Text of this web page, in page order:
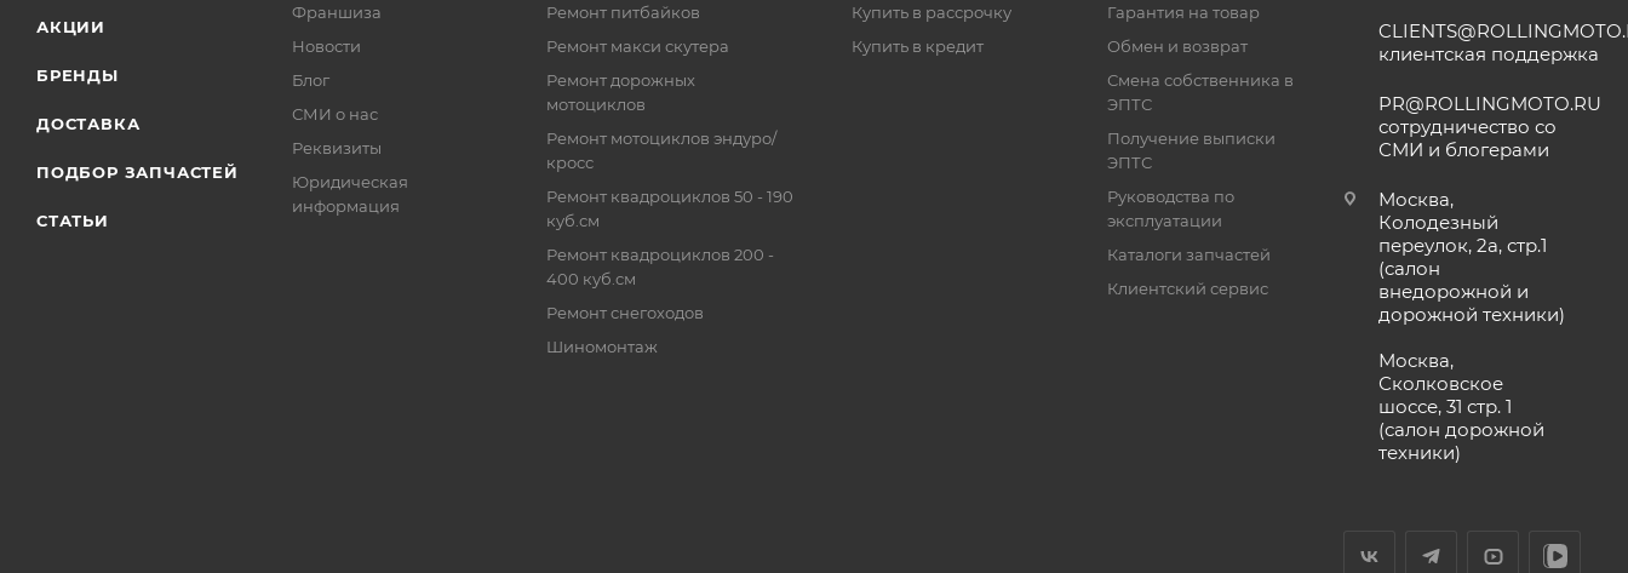
АКЦИИ
БРЕНДЫ
ДОСТАВКА
ПОДБОР ЗАПЧАСТЕЙ
СТАТЬИ
Франшиза
Новости
Блог
СМИ о нас
Реквизиты
Юридическая
информация
Ремонт питбайков
Ремонт макси скутера
Ремонт дорожных
мотоциклов
Ремонт мотоциклов эндуро/
кросс
Ремонт квадроциклов 50 - 190
куб.см
Ремонт квадроциклов 200 -
400 куб.см
Ремонт снегоходов
Шиномонтаж
Купить в рассрочку
Купить в кредит
Гарантия на товар
Обмен и возврат
Смена собственника в
ЭПТС
Получение выписки
ЭПТС
Руководства по
эксплуатации
Каталоги запчастей
Клиентский сервис
клиентская поддержка
PR@ROLLINGMOTO.RU
сотрудничество со
СМИ и блогерами
Москва,
Колодезный
переулок, 2а, стр.1
(салон
внедорожной и
дорожной техники)
Москва,
Сколковское
шоссе, 31 стр. 1
(салон дорожной
техники)